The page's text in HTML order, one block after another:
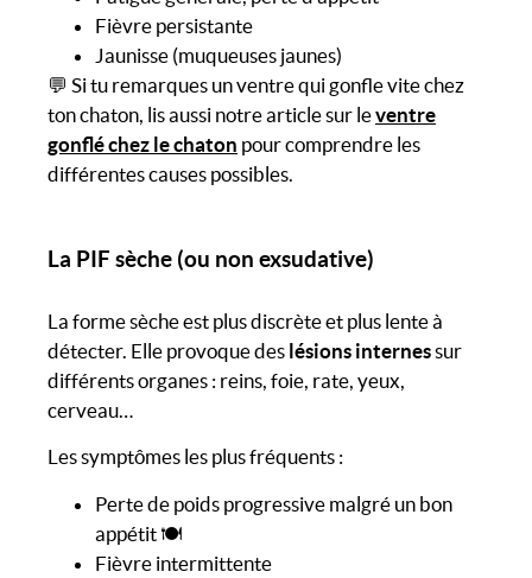
Fièvre persistante
Jaunisse (muqueuses jaunes)
💬 Si tu remarques un ventre qui gonfle vite chez
ton chaton, lis aussi notre article sur leventre
gonflé chez le chaton pour comprendre les
différentes causes possibles.
La PIF sèche (ou non exsudative)
La forme sèche est plus discrète et plus lente à
détecter. Elle provoque des lésions internessur
différents organes : reins, foie, rate, yeux,
cerveau…
Les symptômes les plus fréquents :
Perte de poids progressive malgré un bon
appétit 🍽️
Fièvre intermittente